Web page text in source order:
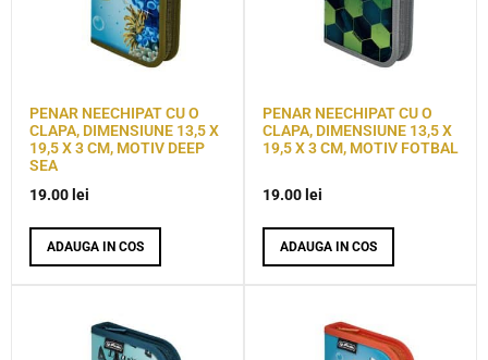
PENAR NEECHIPAT CU O
CLAPA, DIMENSIUNE 13,5 X
19,5 X 3 CM, MOTIV DEEP
SEA
19.00 lei
ADAUGA IN COS
PENAR NEECHIPAT CU O
CLAPA, DIMENSIUNE 13,5 X
19,5 X 3 CM, MOTIV FOTBAL
19.00 lei
ADAUGA IN COS